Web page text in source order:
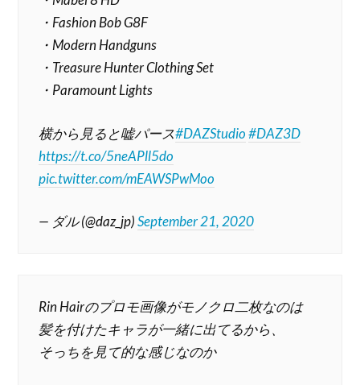
・Fashion Bob G8F
・Modern Handguns
・Treasure Hunter Clothing Set
・Paramount Lights
横から見ると嘘パース#DAZStudio #DAZ3D
https://t.co/5neAPll5do
pic.twitter.com/mEAWSPwMoo
— ダル (@daz_jp)September 21, 2020
Rin Hairのプロモ画像がモノクロ二枚なのは
髪を付けたキャラが一緒に出てるから、
そっちを見て的な感じなのか